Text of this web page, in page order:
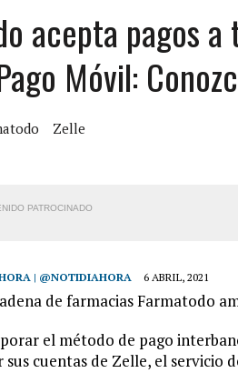
BARINAS: ADOLESCENTE SE QUITÓ LA VIDA
|
CONMOCIÓN EN COLORADO POR ASESINATO
| PRESUNTO BROTE PSICÓTICO POR FALTA DE
acepta pagos
Móvil:
Zelle
PATROCINADO
| @NOTIDIAHORA 6 ABRIL, 2021
de farmacias Farmatodo
el método de pago
cuentas de Zelle, el servicio